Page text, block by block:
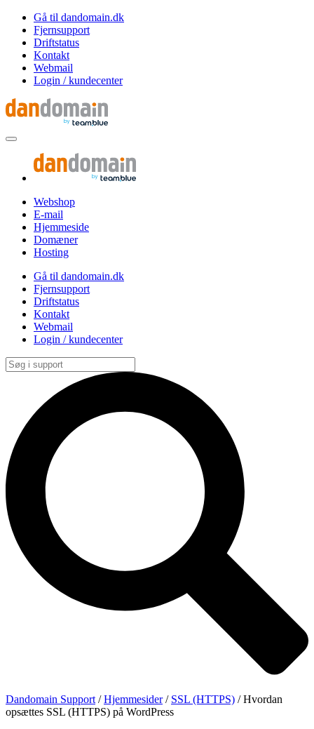
Gå til dandomain.dk
Fjernsupport
Driftstatus
Kontakt
Webmail
Login / kundecenter
Webshop
E-mail
Hjemmeside
Domæner
Hosting
Gå til dandomain.dk
Fjernsupport
Driftstatus
Kontakt
Webmail
Login / kundecenter
Dandomain Support /Hjemmesider/ SSL (HTTPS) /Hvordan
opsættes SSL (HTTPS) på WordPress